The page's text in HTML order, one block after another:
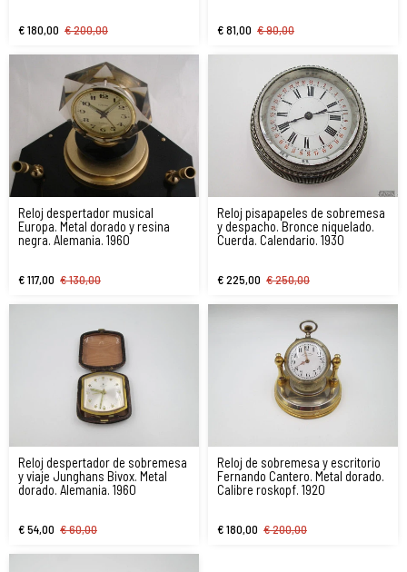
€ 180,00 € 200,00 € 81,00 € 90,00
Reloj despertador musical
Europa. Metal dorado y resina
negra. Alemania. 1960
€ 117,00 € 130,00
Reloj pisapapeles de sobremesa
y despacho. Bronce niquelado.
Cuerda. Calendario. 1930
€ 225,00 € 250,00
Reloj despertador de sobremesa
y viaje Junghans Bivox. Metal
dorado. Alemania. 1960
€ 54,00 € 60,00
Reloj de sobremesa y escritorio
Fernando Cantero. Metal dorado.
Calibre roskopf. 1920
€ 180,00 € 200,00